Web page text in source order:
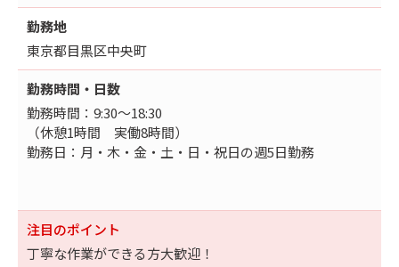
勤務地
東京都目黒区中央町
勤務時間・日数
勤務時間：9:30～18:30
（休憩1時間 実働8時間）
勤務日：月・木・金・土・日・祝日の週5日勤務
注目のポイント
丁寧な作業ができる方大歓迎！